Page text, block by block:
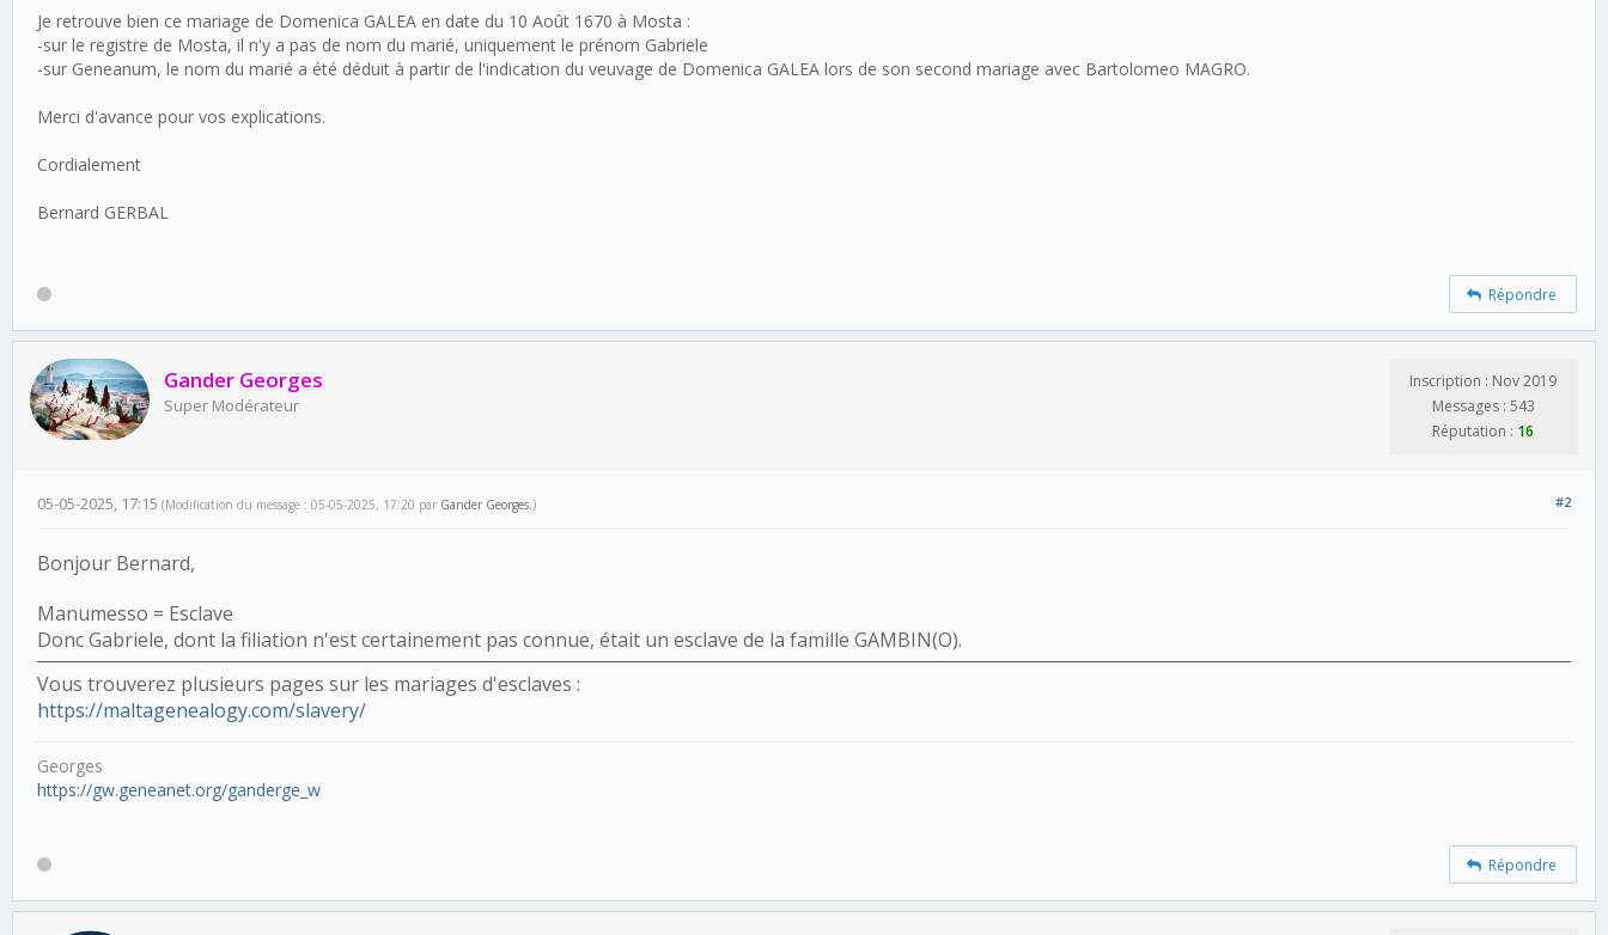
Je retrouve bien ce mariage de Domenica GALEA en date du 10 Août 1670 à Mosta :
-sur le registre de Mosta, il n'y a pas de nom du marié, uniquement le prénom Gabriele
-sur Geneanum, le nom du marié a été déduit à partir de l'indication du veuvage de Domenica GALEA lors de son second mariage avec Bartolomeo MAGRO.
Merci d'avance pour vos explications.
Cordialement
Bernard GERBAL
Répondre
Gander Georges
Super Modérateur
Inscription : Nov 2019
Messages : 543
Réputation : 16
#2
05-05-2025, 17:15 (Modification du message : 05-05-2025, 17:20 par Gander Georges.)
Bonjour Bernard,
Manumesso = Esclave
Donc Gabriele, dont la filiation n'est certainement pas connue, était un esclave de la famille GAMBIN(O).
Vous trouverez plusieurs pages sur les mariages d'esclaves :
https://maltagenealogy.com/slavery/
Georges
https://gw.geneanet.org/ganderge_w
Répondre